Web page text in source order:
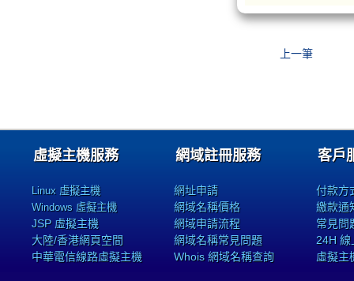
上一筆
虛擬主機服務
Linux 虛擬主機
Windows 虛擬主機
JSP 虛擬主機
大陸/香港網頁空間
中華電信線路虛擬主機
網域註冊服務
網址申請
網域名稱價格
網域申請流程
網域名稱常見問題
Whois 網域名稱查詢
客戶
付款方
繳款通
常見問
24H 線
虛擬主